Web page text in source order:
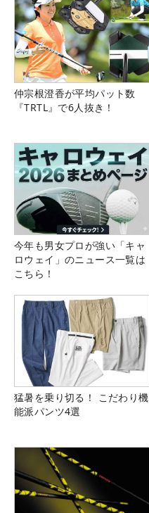
仲宗根澄香が平均パット数
『TRTL』で6人抜き！
今年も男女プロが強い「キャ
ロウェイ」のニュース一覧は
こちら！
猛暑を乗り切る！ こだわり機
能派パンツ4選